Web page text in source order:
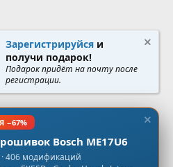
Зарегистрируйся и
получи подарок!
Подарок придёт на почту после
регистрации.
−67%
Bosch ME17U6
406 модификаций